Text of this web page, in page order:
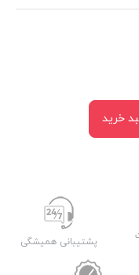
خرید
پشتیبانی همیشگی